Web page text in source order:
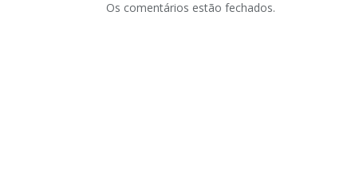
Os comentários estão fechados.